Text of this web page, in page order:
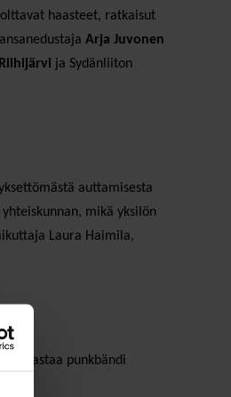
haasteet, ratkaisut
Arja Juvonen
ja Sydänliiton
auttamisesta
mikä yksilön
Laura Haimila,
vastaa punkbändi